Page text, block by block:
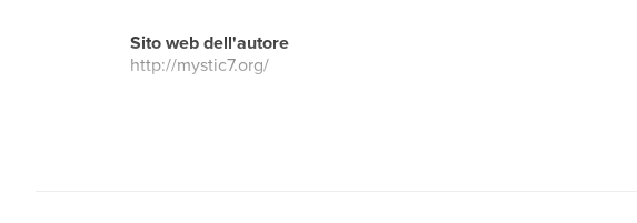
Sito web dell'autore
http://mystic7.org/